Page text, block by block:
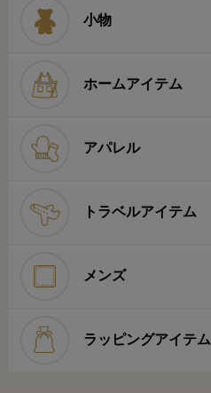
小物
ホームアイテム
アパレル
トラベルアイテム
メンズ
ラッピングアイテム